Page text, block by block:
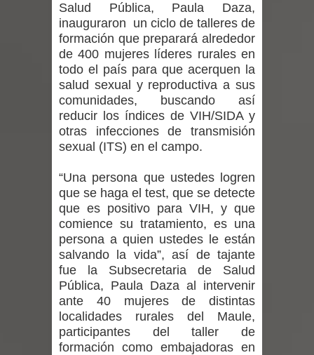
Alta positividad en influenza hace que
expertos reiteren llamado a
vacunarse
Mario Meza endurece críticas contra
ministra de Salud por dejar fuera a
Seremi de Desarrollo Social y Familia
mantiene despliegue para apoyar a
niños y adolescentes durante la
emergencia.
Del anime al K-pop: especialistas U.
de Chile analizan el creciente interés
Salud Pública, Paula Daza,
inauguraron un ciclo de talleres de
formación que preparará alrededor
de 400 mujeres líderes rurales en
todo el país para que acerquen la
salud sexual y reproductiva a sus
comunidades, buscando así
reducir los índices de VIH/SIDA y
otras infecciones de transmisión
sexual (ITS) en el campo.
“Una persona que ustedes logren
que se haga el test, que se detecte
que es positivo para VIH, y que
comience su tratamiento, es una
persona a quien ustedes le están
salvando la vida”, así de tajante
fue la Subsecretaria de Salud
Pública, Paula Daza al intervenir
ante 40 mujeres de distintas
localidades rurales del Maule,
participantes del taller de
formación como embajadoras en